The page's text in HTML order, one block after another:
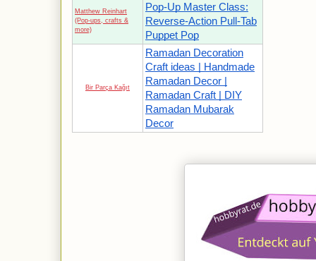
Matthew Reinhart
(Pop-ups, crafts &
more)
Pop-Up Master Class:
Reverse-Action Pull-Tab
Puppet Pop
Bir Parça Kağıt
Ramadan Decoration
Craft ideas | Handmade
Ramadan Decor |
Ramadan Craft | DIY
Ramadan Mubarak
Decor